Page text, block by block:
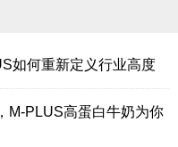
如何重新定义行业高度
M-PLUS高蛋白牛奶为你